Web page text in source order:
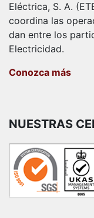
Eléctrica, S. A.
coordina las
dan entre los
Electricidad.
Conozca más
NUESTRAS